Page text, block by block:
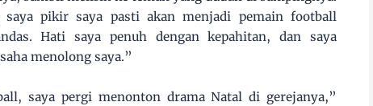
saya pikir saya pasti akan menjadi pemain football
Hati saya penuh dengan kepahitan, dan saya
menolong saya.”
saya pergi menonton drama Natal di gerejanya,”